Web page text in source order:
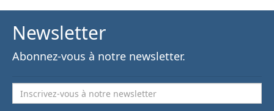
Newsletter
Abonnez-vous à notre newsletter.